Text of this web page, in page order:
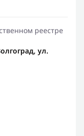
реестре
ул.